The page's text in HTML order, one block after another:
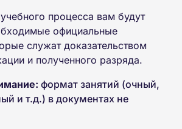
процесса вам будут
официальные
служат доказательством
и полученного разряда.
формат занятий (очный,
и т.д.) в документах не